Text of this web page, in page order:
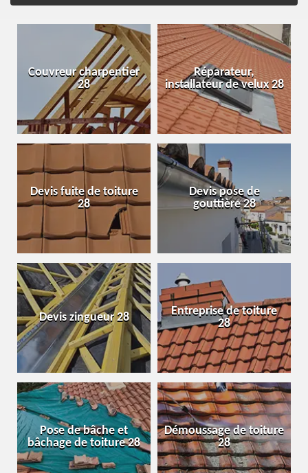
Couvreur charpentier
28
Réparateur,
installateur de velux 28
Devis fuite de toiture
28
Devis pose de
gouttière 28
Devis zingueur 28
Entreprise de toiture
28
Pose de bâche et
bâchage de toiture 28
Démoussage de toiture
28